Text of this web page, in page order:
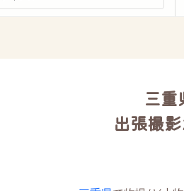
三
出張撮